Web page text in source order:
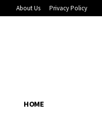
About Us Privacy Policy
HOME